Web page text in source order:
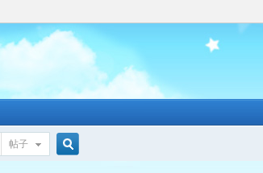
帖子